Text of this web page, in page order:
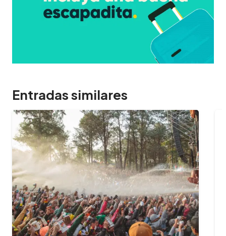
Entradas similares